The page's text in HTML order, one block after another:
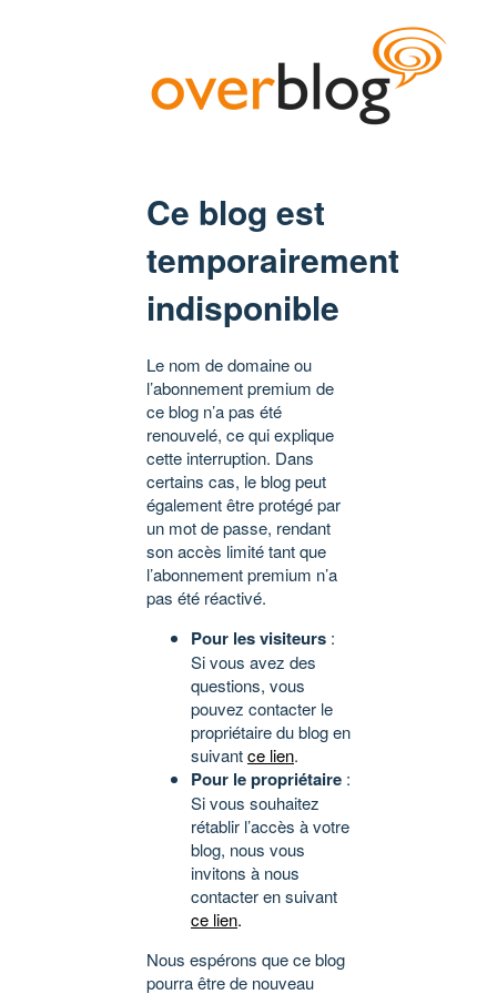
Ce blog est
temporairement
indisponible
Le nom de domaine ou
l’abonnement premium de
ce blog n’a pas été
renouvelé, ce qui explique
cette interruption. Dans
certains cas, le blog peut
également être protégé par
un mot de passe, rendant
son accès limité tant que
l’abonnement premium n’a
pas été réactivé.
Pour les visiteurs :
Si vous avez des
questions, vous
pouvez contacter le
propriétaire du blog en
suivantce lien.
Pour le propriétaire :
Si vous souhaitez
rétablir l’accès à votre
blog, nous vous
invitons à nous
contacter en suivant
ce lien.
Nous espérons que ce blog
pourra être de nouveau